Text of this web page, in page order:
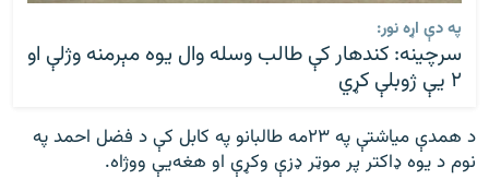
په دې اړه نور:
سرچینه: کندهار کې طالب وسله وال یوه مېرمنه وژلې او
۲ یې ژوبلې کړي
د همدې میاشتې په ۲۳مه طالبانو په کابل کې د فضل احمد په
نوم د یوه ډاکتر پر موټر ډزې وکړې او هغه‌یې ووژاه.